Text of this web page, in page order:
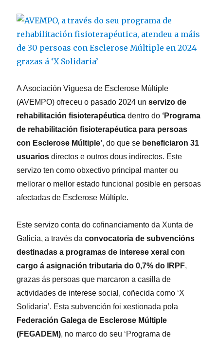
fondos
procedentes
0,7%
A Asociación Viguesa de Esclerose Múltiple
(AVEMPO) ofreceu o pasado 2024 unservizo de
rehabilitación fisioterapéutica dentro do ‘Programa
de rehabilitación fisioterapéutica para persoas
con Esclerose Múltiple’, do que se beneficiaron 31
usuarios directos e outros dous indirectos. Este
servizo ten como obxectivo principal manter ou
mellorar o mellor estado funcional posible en persoas
afectadas de Esclerose Múltiple.
Este servizo conta do cofinanciamento da Xunta de
Galicia, a través daconvocatoria de subvencións
destinadas a programas de interese xeral con
cargo á asignación tributaria do 0,7% do IRPF,
grazas ás persoas que marcaron a casilla de
actividades de interese social, coñecida como ‘X
Solidaria’. Esta subvención foi xestionada pola
Federación Galega de Esclerose Múltiple
(FEGADEM), no marco do seu ‘Programa de